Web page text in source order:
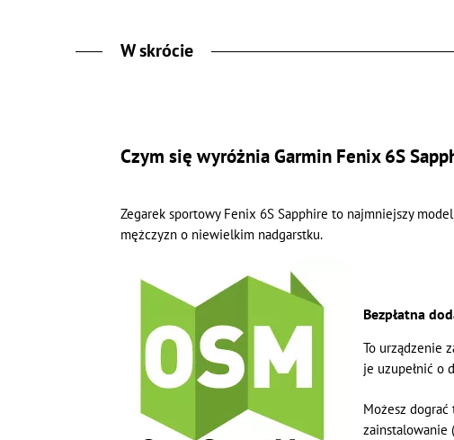
W skrócie
Czym się wyróżnia Garmin Fenix 6S
Zegarek sportowy Fenix 6S Sapphire to najmniejszy
mężczyzn o niewielkim nadgarstku.
Bezpłatna
To urządzenie
je uzupełnić o
Możesz
zainstalowanie